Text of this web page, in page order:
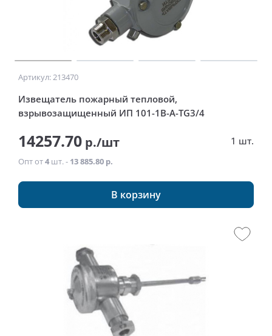
Артикул: 213470
Извещатель пожарный тепловой,
взрывозащищенный ИП 101-1В-А-ТG3/4
14257.70 р./шт 1 шт.
Опт от4 шт. - 13 885.80 р.
В корзину